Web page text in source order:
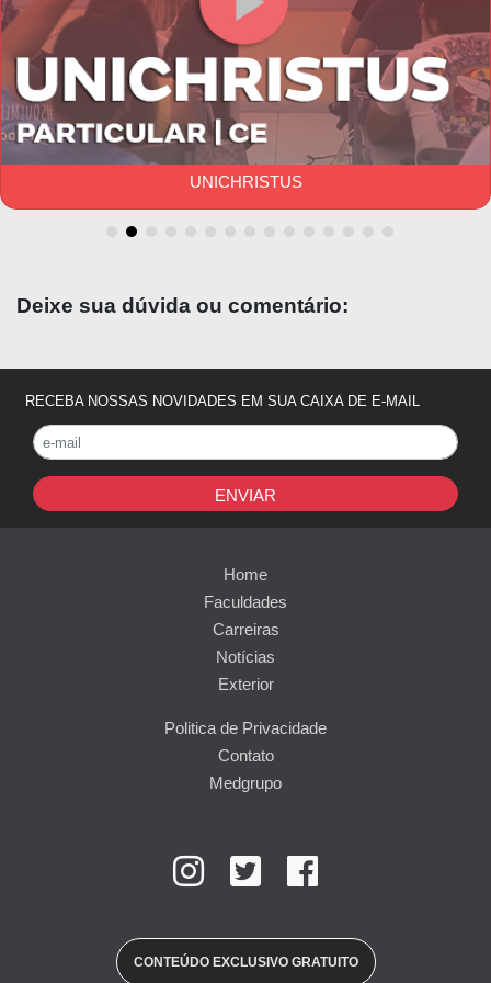
turmas costumam ser divididas em pequenos
grupos e especialidades,rodando por mais ou
menos 2 meses
em cada especialidade
médica.
MORADIA UNIVERSITÁRIA
A UFC oferece moradia para estudantes de
UNICHRISTUS
Deixe sua dúvida ou comentário:
RECEBA NOSSAS NOVIDADES EM SUA CAIXA DE E-MAIL
ENVIAR
Home
Faculdades
Carreiras
Notícias
Exterior
Politica de Privacidade
Contato
Medgrupo
CONTEÚDO EXCLUSIVO GRATUITO